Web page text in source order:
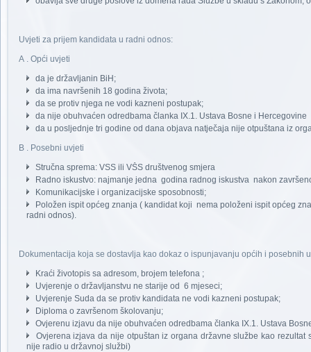
Uvjeti za prijem kandidata u radni odnos:
A . Opći uvjeti
da je državljanin BiH;
da ima navršenih 18 godina života;
da se protiv njega ne vodi kazneni postupak;
da nije obuhvaćen odredbama članka IX.1. Ustava Bosne i Hercegovine
da u posljednje tri godine od dana objava natječaja nije otpuštana iz
B . Posebni uvjeti
Stručna sprema: VSS ili VŠS društvenog smjera
Radno iskustvo: najmanje jedna godina radnog iskustva nakon
Komunikacijske i organizacijske sposobnosti;
Položen ispit općeg znanja ( kandidat koji nema položeni ispit općeg
radni odnos).
Dokumentacija koja se dostavlja kao dokaz o ispunjavanju općih i posebnih
Kraći životopis sa adresom, brojem telefona ;
Uvjerenje o državljanstvu ne starije od 6 mjeseci;
Uvjerenje Suda da se protiv kandidata ne vodi kazneni postupak;
Diploma o završenom školovanju;
Ovjerenu izjavu da nije obuhvaćen odredbama članka IX.1. Ustava
Ovjerena izjava da nije otpuštan iz organa državne službe kao
nije radio u državnoj službi)